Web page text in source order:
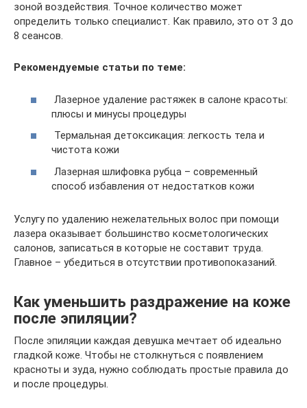
зоной воздействия. Точное количество может
определить только специалист. Как правило, это от 3 до
8 сеансов.
Рекомендуемые статьи по теме:
Лазерное удаление растяжек в салоне красоты:
плюсы и минусы процедуры
Термальная детоксикация: легкость тела и
чистота кожи
Лазерная шлифовка рубца – современный
способ избавления от недостатков кожи
Услугу по удалению нежелательных волос при помощи
лазера оказывает большинство косметологических
салонов, записаться в которые не составит труда.
Главное – убедиться в отсутствии противопоказаний.
Как уменьшить раздражение на коже
после эпиляции?
После эпиляции каждая девушка мечтает об идеально
гладкой коже. Чтобы не столкнуться с появлением
красноты и зуда, нужно соблюдать простые правила до
и после процедуры.